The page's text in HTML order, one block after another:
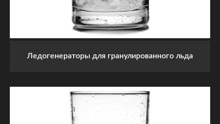
Ледогенераторы для гранулированного льда